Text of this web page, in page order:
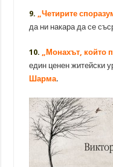
9. „Четирите
да ни накара да се
10. „Монахът, който
един ценен житейски
Шарма.